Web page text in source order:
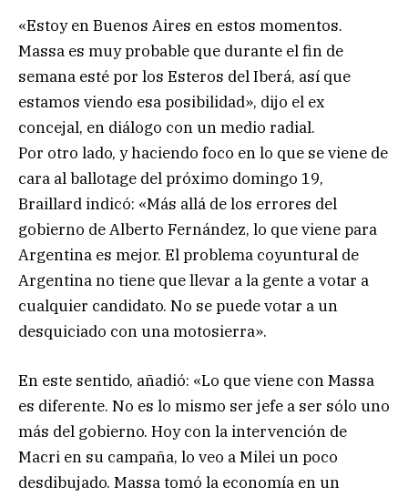
«Estoy en Buenos Aires en estos momentos.
Massa es muy probable que durante el fin de
semana esté por los Esteros del Iberá, así que
estamos viendo esa posibilidad», dijo el ex
concejal, en diálogo con un medio radial.
Por otro lado, y haciendo foco en lo que se viene de
cara al ballotage del próximo domingo 19,
Braillard indicó: «Más allá de los errores del
gobierno de Alberto Fernández, lo que viene para
Argentina es mejor. El problema coyuntural de
Argentina no tiene que llevar a la gente a votar a
cualquier candidato. No se puede votar a un
desquiciado con una motosierra».
En este sentido, añadió: «Lo que viene con Massa
es diferente. No es lo mismo ser jefe a ser sólo uno
más del gobierno. Hoy con la intervención de
Macri en su campaña, lo veo a Milei un poco
desdibujado. Massa tomó la economía en un